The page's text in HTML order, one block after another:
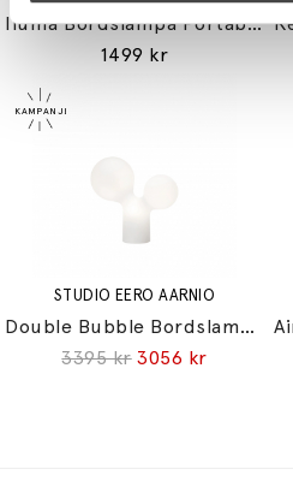
Iluma Bordslampa Portabel Silver
1499 kr
STUDIO EERO AARNIO
Double Bubble Bordslampa Small
3395 kr 3056 kr